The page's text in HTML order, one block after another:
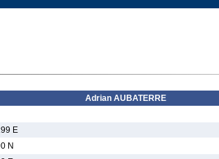
Adrian AUBATERRE
E
N